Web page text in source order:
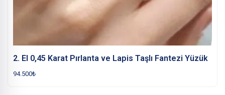
2. El 0,45 Karat Pırlanta ve Lapis Taşlı Fantezi Yüzük
94.500₺